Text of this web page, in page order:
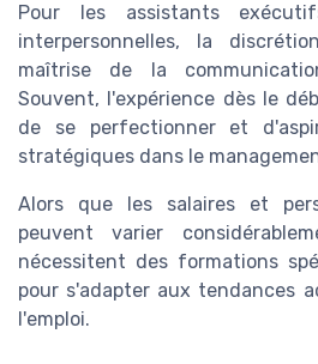
Pour les assistants
interpersonnelles, la
maîtrise de la
Souvent, l'expérience dès le
de se perfectionner et
stratégiques dans le
Alors que les salaires et
peuvent varier
nécessitent des formations
pour s'adapter aux tendances
l'emploi.